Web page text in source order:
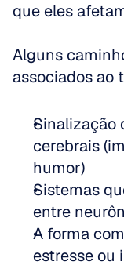
que eles
Alguns
associados ao
Sinalização
cerebrais
humor)
Sistemas
entre
A forma
estresse ou